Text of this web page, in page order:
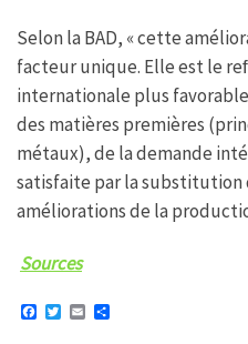
Selon la BAD, « cette
facteur unique. Elle est le
internationale plus
des matières premières
métaux), de la demande
satisfaite par la substitution
améliorations de la
Sources
T
w
E
m